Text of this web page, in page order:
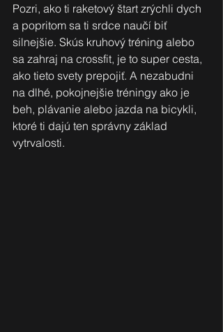
Pozri, ako ti raketový štart zrýchli dych
a popritom sa ti srdce naučí biť
silnejšie. Skús kruhový tréning alebo
sa zahraj na crossfit, je to super cesta,
ako tieto svety prepojiť. A nezabudni
na dlhé, pokojnejšie tréningy ako je
beh, plávanie alebo jazda na bicykli,
ktoré ti dajú ten správny základ
vytrvalosti.